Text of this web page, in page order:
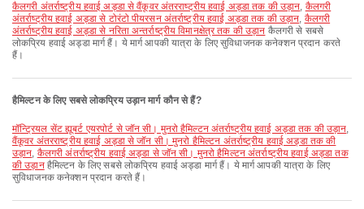
कैलगरी अंतर्राष्ट्रीय हवाई अड्डा से वैंकूवर अंतरराष्ट्रीय हवाई अड्डा तक की उड़ान, कैलगरी
अंतर्राष्ट्रीय हवाई अड्डा से टोरंटो पीयरसन अंतर्राष्ट्रीय हवाई अड्डा तक की उड़ान, कैलगरी
अंतर्राष्ट्रीय हवाई अड्डा से नरिता अन्तर्राष्ट्रीय विमानक्षेत्र तक की उड़ान कैलगरी से सबसे
लोकप्रिय हवाई अड्डा मार्ग हैं। ये मार्ग आपकी यात्रा के लिए सुविधाजनक कनेक्शन प्रदान करते
हैं।
हैमिल्टन के लिए सबसे लोकप्रिय उड़ान मार्ग कौन से हैं?
मॉन्ट्रियल सेंट ह्यूबर्ट एयरपोर्ट से जॉन सी। मुनरो हैमिल्टन अंतर्राष्ट्रीय हवाई अड्डा तक की उड़ान,
वैंकूवर अंतरराष्ट्रीय हवाई अड्डा से जॉन सी। मुनरो हैमिल्टन अंतर्राष्ट्रीय हवाई अड्डा तक की
उड़ान, कैलगरी अंतर्राष्ट्रीय हवाई अड्डा से जॉन सी। मुनरो हैमिल्टन अंतर्राष्ट्रीय हवाई अड्डा तक
की उड़ानहैमिल्टन के लिए सबसे लोकप्रिय हवाई अड्डा मार्ग हैं। ये मार्ग आपकी यात्रा के लिए
सुविधाजनक कनेक्शन प्रदान करते हैं।